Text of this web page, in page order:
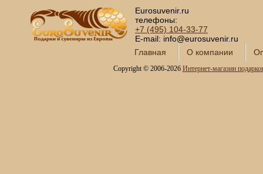
Eurosuvenir.ru
телефоны:
+7 (495) 104-33-77
E-mail: info@eurosuvenir.ru
Главная
О компании
Copyright © 2006-2026 Интернет-магазин